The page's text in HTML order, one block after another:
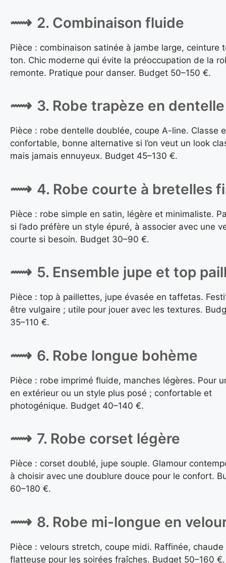
2. Combinaison fluide
Pièce : combinaison satinée à jambe large, ceinture
ton. Chic moderne qui évite la préoccupation de la
remonte. Pratique pour danser. Budget 50–150 €.
3. Robe trapèze en dentelle
Pièce : robe dentelle doublée, coupe A-line. Classe
confortable, bonne alternative si l’on veut un look
mais jamais ennuyeux. Budget 45–130 €.
4. Robe courte à bretelles
Pièce : robe simple en satin, légère et minimaliste.
si l’ado préfère un style épuré, à associer avec une
courte si besoin. Budget 30–90 €.
5. Ensemble jupe et top
Pièce : top à paillettes, jupe évasée en taffetas.
être vulgaire ; utile pour jouer avec les textures.
35–110 €.
6. Robe longue bohème
Pièce : robe imprimé fluide, manches légères. Pour
en extérieur ou un style plus posé ; confortable et
photogénique. Budget 40–140 €.
7. Robe corset légère
Pièce : corset doublé, jupe souple. Glamour
à choisir avec une doublure douce pour le confort.
60–180 €.
8. Robe mi-longue en
Pièce : velours stretch, coupe midi. Raffinée, chaude
flatteuse pour les soirées fraîches. Budget 50–160 €.